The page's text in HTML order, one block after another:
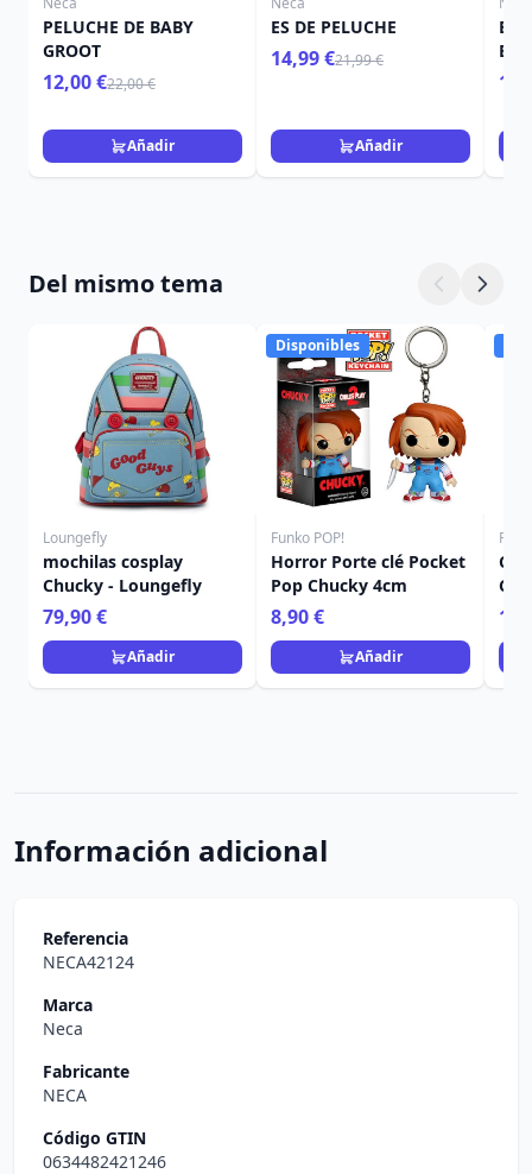
PELUCHE DE BABY
GROOT
12,00 €22,00 €
Añadir
ES DE PELUCHE
14,99 €21,99 €
Añadir
DE
Del mismo tema
Loungefly
mochilas cosplay
Chucky - Loungefly
79,90 €
Añadir
Disponibles
Funko POP!
Horror Porte clé Pocket
Pop Chucky 4cm
8,90 €
Añadir
Información adicional
Referencia
NECA42124
Marca
Neca
Fabricante
NECA
Código GTIN
0634482421246